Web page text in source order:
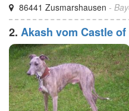
86441 Zusmarshausen -
2. Akash vom Castle